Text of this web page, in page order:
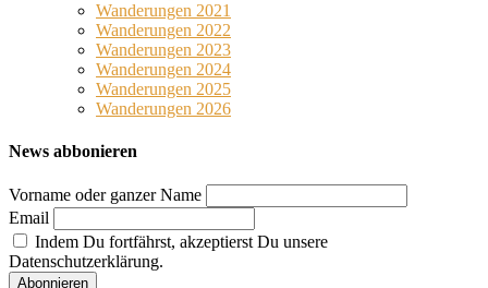
Wanderungen 2021
Wanderungen 2022
Wanderungen 2023
Wanderungen 2024
Wanderungen 2025
Wanderungen 2026
News abbonieren
Vorname oder ganzer Name
Email
Indem Du fortfährst, akzeptierst Du unsere
Datenschutzerklärung.